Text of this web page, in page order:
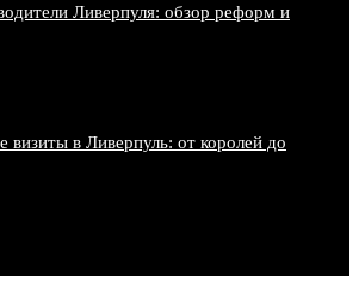
Ливерпуля: обзор реформ и
визиты в Ливерпуль: от королей до